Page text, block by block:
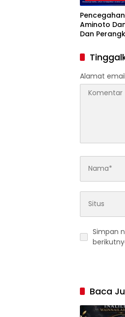
Aminoto
Dan
Alamat
Simpan
Baca